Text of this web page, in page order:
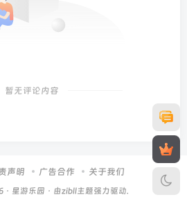
暂无评论内容
声明 广告合作 关于我们
· 星游乐园 · 由zibll主题强力驱动.